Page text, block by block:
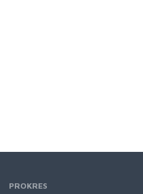
PROKRES